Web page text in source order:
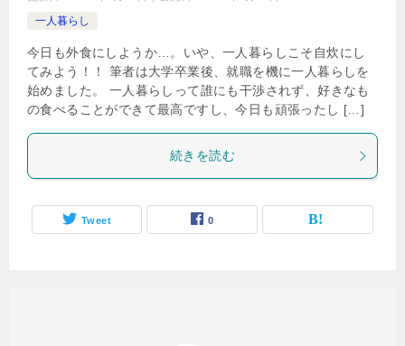
一人暮らし
今日も外食にしようか…。いや、一人暮らしこそ自炊にし
てみよう！！ 筆者は大学卒業後、就職を機に一人暮らしを
始めました。 一人暮らしって誰にも干渉されず、好きなも
の食べることができて最高ですし、今日も頑張ったし […]
続きを読む
Tweet 0